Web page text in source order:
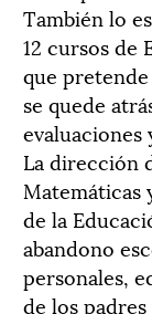
También lo
12 cursos de
que
se quede
evaluaciones
La dirección
Matemáticas
de la
abandono
personales,
de los